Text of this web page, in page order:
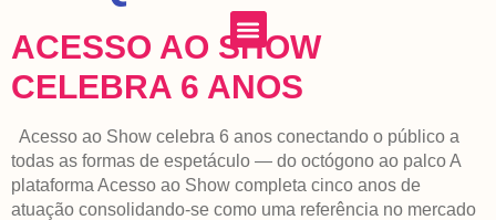
ACESSO AO SHOW
CELEBRA 6 ANOS
Acesso ao Show celebra 6 anos conectando o público a
todas as formas de espetáculo — do octógono ao palco A
plataforma Acesso ao Show completa cinco anos de
atuação consolidando-se como uma referência no mercado